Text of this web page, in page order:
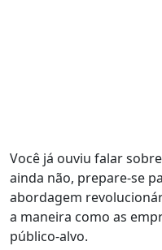
Você já ouviu falar
ainda não, prepare-se
abordagem
a maneira como as
público-alvo.